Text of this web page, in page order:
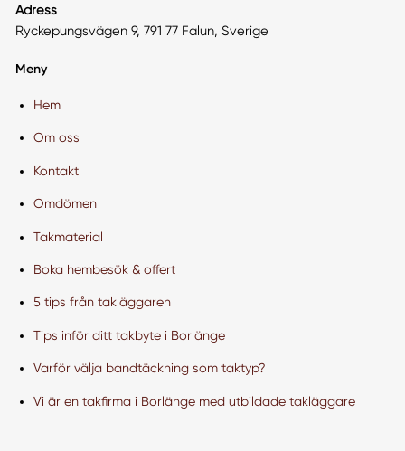
Adress
Ryckepungsvägen 9, 791 77 Falun, Sverige
Meny
Hem
Om oss
Kontakt
Omdömen
Takmaterial
Boka hembesök & offert
5 tips från takläggaren
Tips inför ditt takbyte i Borlänge
Varför välja bandtäckning som taktyp?
Vi är en takfirma i Borlänge med utbildade takläggare